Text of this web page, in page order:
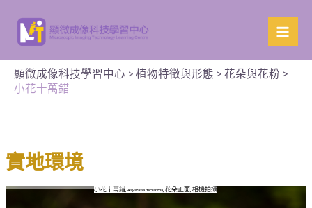
顯微成像科技學習中心 > 植物特徵與形態 > 花朵與花粉 >
小花十萬錯
實地環境
小花十萬錯,Asystasia micrantha, 花朵正面, 相機拍攝